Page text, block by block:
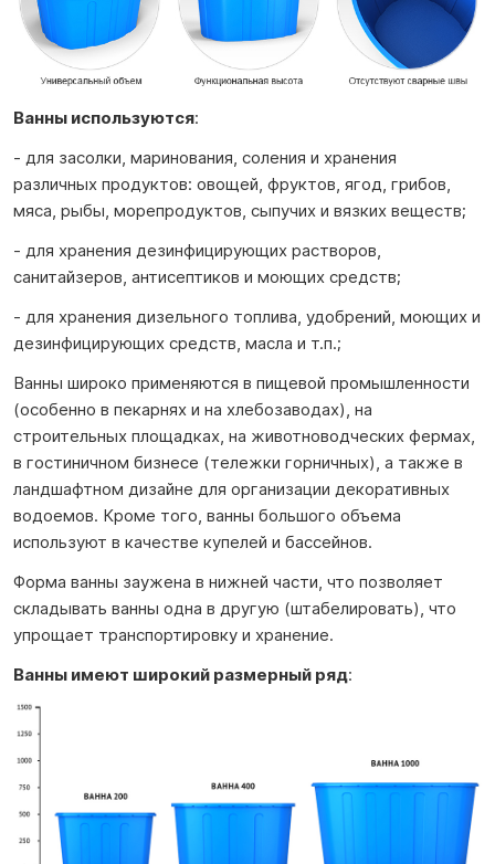
Ванны используются:
- для засолки, маринования, соления и хранения
различных продуктов: овощей, фруктов, ягод, грибов,
мяса, рыбы, морепродуктов, сыпучих и вязких веществ;
- для хранения дезинфицирующих растворов,
санитайзеров, антисептиков и моющих средств;
- для хранения дизельного топлива, удобрений, моющих и
дезинфицирующих средств, масла и т.п.;
Ванны широко применяются в пищевой промышленности
(особенно в пекарнях и на хлебозаводах), на
строительных площадках, на животноводческих фермах,
в гостиничном бизнесе (тележки горничных), а также в
ландшафтном дизайне для организации декоративных
водоемов. Кроме того, ванны большого объема
используют в качестве купелей и бассейнов.
Форма ванны заужена в нижней части, что позволяет
складывать ванны одна в другую (штабелировать), что
упрощает транспортировку и хранение.
Ванны имеют широкий размерный ряд: